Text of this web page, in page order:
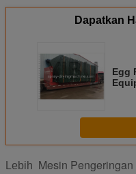
Dapatkan
Egg
Lebih Mesin